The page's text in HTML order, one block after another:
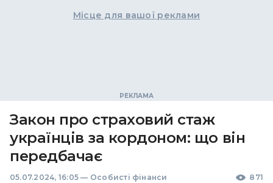
Місце для вашої реклами
Закон про страховий стаж
українців за кордоном: що він
передбачає
05.07.2024, 16:05 — Особисті фінанси 871